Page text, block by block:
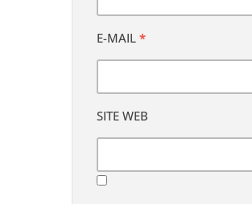
E-MAIL *
SITE WEB